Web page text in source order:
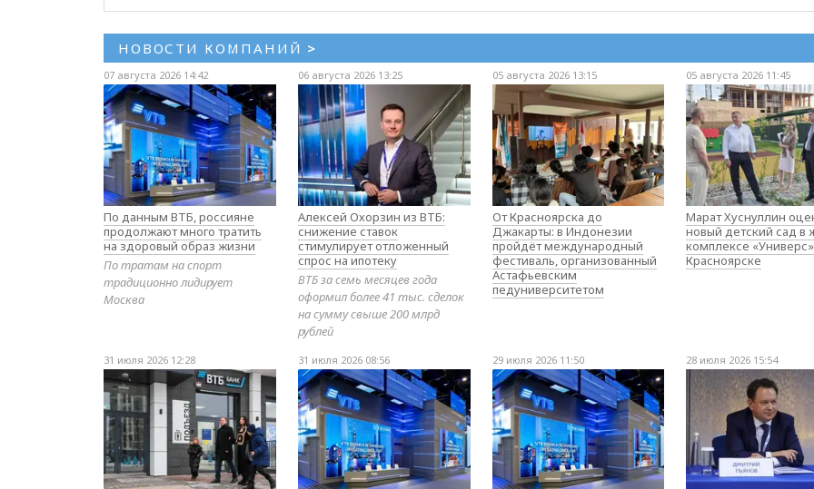
НОВОСТИ КОМПАНИЙ >
07 августа 2026 14:42
По данным ВТБ, россияне
продолжают много тратить
на здоровый образ жизни
По тратам на спорт
традиционно лидирует
Москва
06 августа 2026 13:25
Алексей Охорзин из ВТБ:
снижение ставок
стимулирует отложенный
спрос на ипотеку
ВТБ за семь месяцев года
оформил более 41 тыс. сделок
на сумму свыше 200 млрд
рублей
05 августа 2026 13:15
От Красноярска до
Джакарты: в Индонезии
пройдёт международный
фестиваль, организованный
Астафьевским
педуниверситетом
05 августа 2026 11:45
Марат Хуснуллин
новый детский сад в
комплексе
Красноярске
31 июля 2026 12:28 31 июля 2026 08:56 29 июля 2026 11:50 28 июля 2026 15:54